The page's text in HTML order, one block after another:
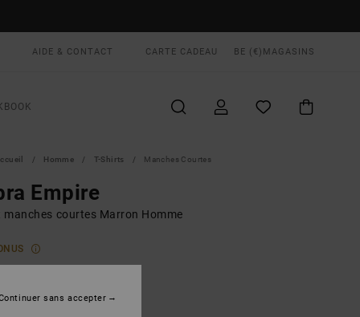
AIDE & CONTACT CARTE CADEAU BE (€) MAGASINS
Homme T-Shirts Manches Courtes
Empire
manches courtes Marron Homme
sans accepter